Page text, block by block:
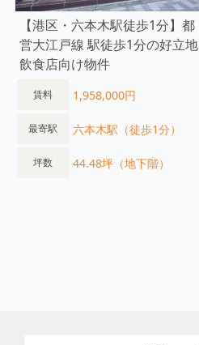
【港区・六本木駅徒歩1分】都
営大江戸線 駅徒歩1分の好立地
飲食店向け物件
賃料 1,958,000円
最寄駅 六本木駅（徒歩1分）
坪数 44.48坪（地下階）